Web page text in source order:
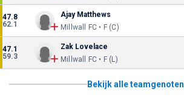
47.8
62.1
Ajay Matthews
Millwall FC • F (C)
47.1
59.3
Zak Lovelace
Millwall FC • F (L)
Bekijk alle teamgenoten